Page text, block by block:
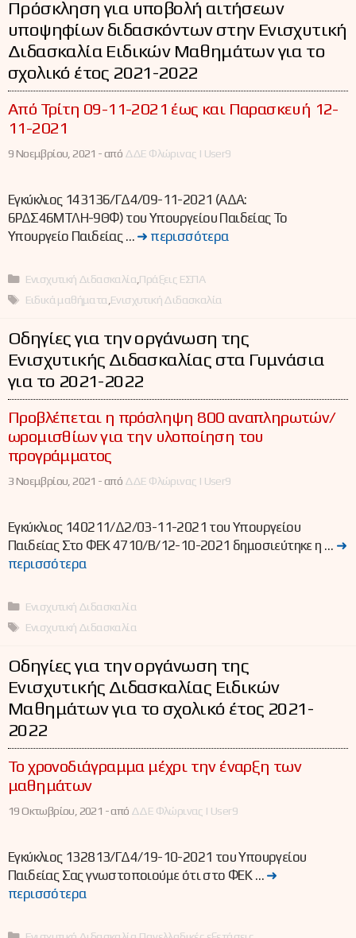
Πρόσκληση για υποβολή αιτήσεων
υποψηφίων διδασκόντων στην Ενισχυτική
Διδασκαλία Ειδικών Μαθημάτων για το
σχολικό έτος 2021-2022
Από Τρίτη 09-11-2021 έως και Παρασκευή 12-
11-2021
9 Νοεμβρίου, 2021 -από ΔΔΕ Φλώρινας | User9
Εγκύκλιος 143136/ΓΔ4/09-11-2021 (ΑΔΑ:
6ΡΔΣ46ΜΤΛΗ-9ΘΦ) του Υπουργείου Παιδείας Το
Υπουργείο Παιδείας … ➜ περισσότερα
Κατηγορίες
Ενισχυτική Διδασκαλία Πράξεις ΕΣΠΑ
Ετικέτες
Ειδικά μαθήματα Ενισχυτική Διδασκαλία
Οδηγίες για την οργάνωση της
Ενισχυτικής Διδασκαλίας στα Γυμνάσια
για το 2021-2022
Προβλέπεται η πρόσληψη 800 αναπληρωτών/
ωρομισθίων για την υλοποίηση του
προγράμματος
3 Νοεμβρίου, 2021 -από ΔΔΕ Φλώρινας | User9
Εγκύκλιος 140211/Δ2/03-11-2021 του Υπουργείου
Παιδείας Στο ΦΕΚ 4710/Β/12-10-2021 δημοσιεύτηκε η … ➜
περισσότερα
Κατηγορίες
Ενισχυτική Διδασκαλία
Ετικέτες
Ενισχυτική Διδασκαλία
Οδηγίες για την οργάνωση της
Ενισχυτικής Διδασκαλίας Ειδικών
Μαθημάτων για το σχολικό έτος 2021-
2022
Το χρονοδιάγραμμα μέχρι την έναρξη των
μαθημάτων
19 Οκτωβρίου, 2021 -από ΔΔΕ Φλώρινας | User9
Εγκύκλιος 132813/ΓΔ4/19-10-2021 του Υπουργείου
Παιδείας Σας γνωστοποιούμε ότι στο ΦΕΚ … ➜
περισσότερα
Κατηγορίες